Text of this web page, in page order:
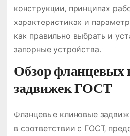
конструкции‚ принципах
характеристиках и
как правильно выбрать и
запорные устройства․
Обзор фланцевых
задвижек ГОСТ
Фланцевые клиновые
в соответствии с ГОСТ‚